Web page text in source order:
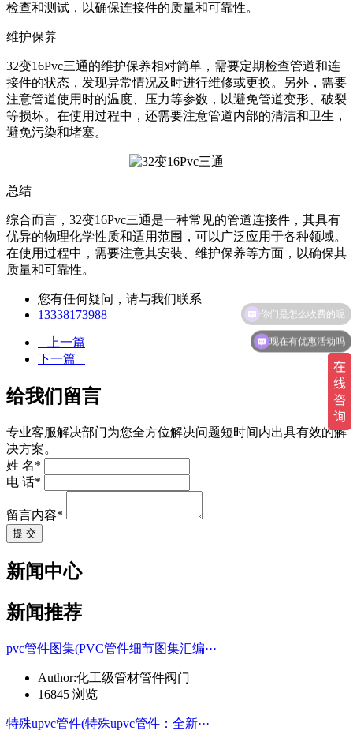
检查和测试，以确保连接件的质量和可靠性。
维护保养
32变16Pvc三通的维护保养相对简单，需要定期检查管道和连
接件的状态，发现异常情况及时进行维修或更换。另外，需要
注意管道使用时的温度、压力等参数，以避免管道变形、破裂
等损坏。在使用过程中，还需要注意管道内部的清洁和卫生，
避免污染和堵塞。
总结
综合而言，32变16Pvc三通是一种常见的管道连接件，其具有
优异的物理化学性质和适用范围，可以广泛应用于各种领域。
在使用过程中，需要注意其安装、维护保养等方面，以确保其
质量和可靠性。
您有任何疑问，请与我们联系
13338173988
上一篇
下一篇
给我们留言
专业客服解决部门为您全方位解决问题短时间内出具有效的解
决方案。
姓 名*
电 话*
留言内容*
提 交
新闻中心
新闻推荐
pvc管件图集(PVC管件细节图集汇编···
Author:化工级管材管件阀门
16845 浏览
特殊upvc管件(特殊upvc管件：全新···
你们是怎么收费的呢
现在有优惠活动吗